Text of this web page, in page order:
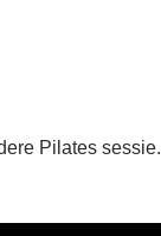
Pilates sessie.